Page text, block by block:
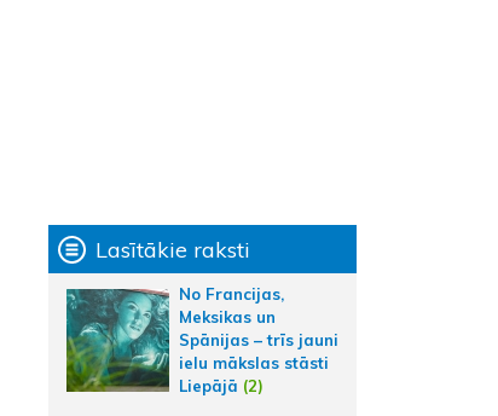
Lasītākie raksti
No Francijas,
Meksikas un
Spānijas – trīs jauni
ielu mākslas stāsti
Liepājā (2)